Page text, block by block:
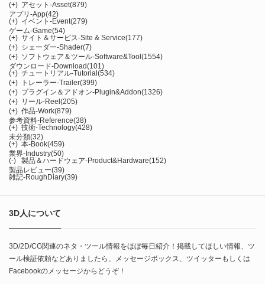
(+) アセット-Asset(879)
アプリ-App(42)
(+) イベント-Event(279)
ゲーム-Game(54)
(+) サイト＆サービス-Site & Service(177)
(+) シェーダー-Shader(7)
(+) ソフトウェア＆ツール-Software&Tool (1554)
ダウンロード-Download(101)
(+) チュートリアル-Tutorial (534)
(+)
トレーラー-Trailer(399)
(+) プラグイン＆アドオン-Plugin&Addon(1326)
(+) リール-Reel (205)
(+) 作品-Work(879)
参考資料-Reference(38)
(+) 技術-Technology(428)
未分類(32)
(+) 本-Book(459)
業界-Industry(50)
(-)
製品＆ハードウェア-Product&Hardware(152)
製品レビュー(39)
雑記-RoughDiary(39)
3D人について
3D/2D/CG関連のネタ・ツール情報をほぼ毎日紹介！掲載してほしい情報、ツ
ール検証依頼などありましたら、メッセージボックス、ツイッターもしくは
Facebookのメッセージからどうぞ！